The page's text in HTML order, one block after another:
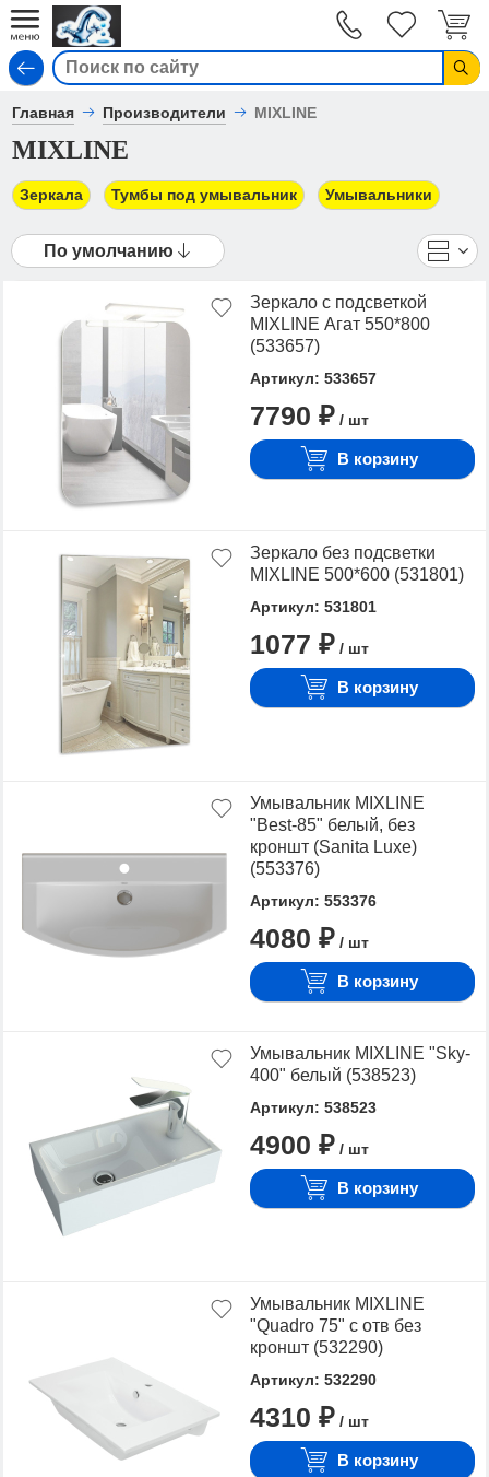
Главная Производители MIXLINE
MIXLINE
Зеркала Тумбы под умывальник Умывальники
По умолчанию
Зеркало с подсветкой
MIXLINE Агат 550*800
(533657)
Артикул: 533657
7790 ₽ / шт
В корзину
Зеркало без подсветки
MIXLINE 500*600 (531801)
Артикул: 531801
1077 ₽ / шт
В корзину
Умывальник MIXLINE
"Best-85" белый, без
кроншт (Sanita Luxe)
(553376)
Артикул: 553376
4080 ₽ / шт
В корзину
Умывальник MIXLINE "Sky-
400" белый (538523)
Артикул: 538523
4900 ₽ / шт
В корзину
Умывальник MIXLINE
"Quadro 75" с отв без
кроншт (532290)
Артикул: 532290
4310 ₽ / шт
В корзину